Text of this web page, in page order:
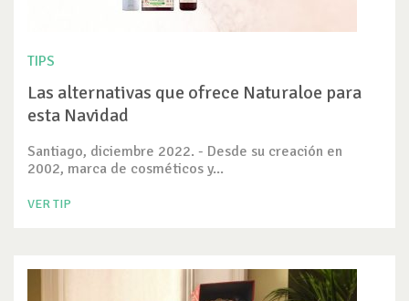
TIPS
Las alternativas que ofrece Naturaloe para
esta Navidad
Santiago, diciembre 2022. - Desde su creación en
2002, marca de cosméticos y...
VER TIP